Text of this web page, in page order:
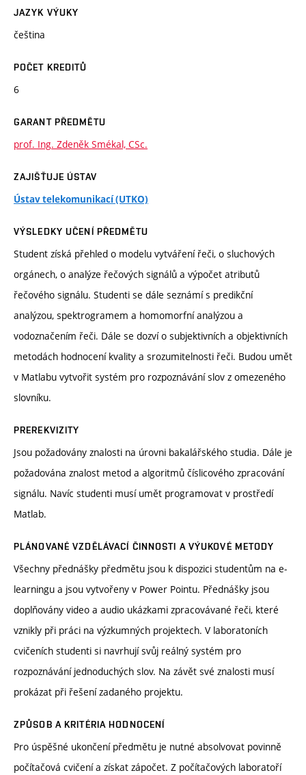
JAZYK VÝUKY
čeština
POČET KREDITŮ
6
GARANT PŘEDMĚTU
prof. Ing. Zdeněk Smékal, CSc.
ZAJIŠŤUJE ÚSTAV
Ústav telekomunikací (UTKO)
VÝSLEDKY UČENÍ PŘEDMĚTU
Student získá přehled o modelu vytváření řeči, o sluchových
orgánech, o analýze řečových signálů a výpočet atributů
řečového signálu. Studenti se dále seznámí s predikční
analýzou, spektrogramem a homomorfní analýzou a
vodoznačením řeči. Dále se dozví o subjektivních a objektivních
metodách hodnocení kvality a srozumitelnosti řeči. Budou umět
v Matlabu vytvořit systém pro rozpoznávání slov z omezeného
slovníku.
PREREKVIZITY
Jsou požadovány znalosti na úrovni bakalářského studia. Dále je
požadována znalost metod a algoritmů číslicového zpracování
signálu. Navíc studenti musí umět programovat v prostředí
Matlab.
PLÁNOVANÉ VZDĚLÁVACÍ ČINNOSTI A VÝUKOVÉ METODY
Všechny přednášky předmětu jsou k dispozici studentům na e-
learningu a jsou vytvořeny v Power Pointu. Přednášky jsou
doplňovány video a audio ukázkami zpracovávané řeči, které
vznikly při práci na výzkumných projektech. V laboratoních
cvičeních studenti si navrhují svůj reálný systém pro
rozpoznávání jednoduchých slov. Na závět své znalosti musí
prokázat při řešení zadaného projektu.
ZPŮSOB A KRITÉRIA HODNOCENÍ
Pro úspěšné ukončení předmětu je nutné absolvovat povinně
počítačová cvičení a získat zápočet. Z počítačových laboratoří